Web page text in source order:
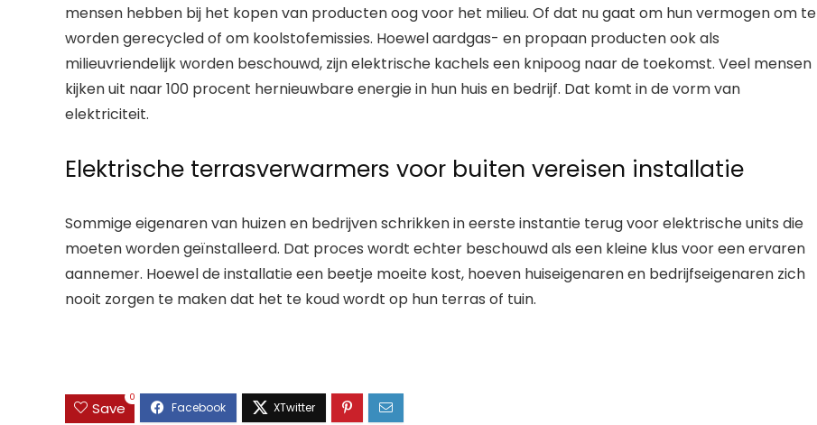
mensen hebben bij het kopen van producten oog voor het milieu. Of dat nu gaat om hun vermogen om te
worden gerecycled of om koolstofemissies. Hoewel aardgas- en propaan producten ook als
milieuvriendelijk worden beschouwd, zijn elektrische kachels een knipoog naar de toekomst. Veel mensen
kijken uit naar 100 procent hernieuwbare energie in hun huis en bedrijf. Dat komt in de vorm van
elektriciteit.
Elektrische terrasverwarmers voor buiten vereisen installatie
Sommige eigenaren van huizen en bedrijven schrikken in eerste instantie terug voor elektrische units die
moeten worden geïnstalleerd. Dat proces wordt echter beschouwd als een kleine klus voor een ervaren
aannemer. Hoewel de installatie een beetje moeite kost, hoeven huiseigenaren en bedrijfseigenaren zich
nooit zorgen te maken dat het te koud wordt op hun terras of tuin.
Save
0